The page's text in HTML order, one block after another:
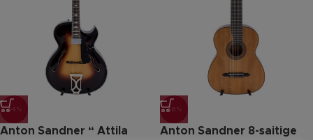
-14%
Anton Sandner “ Attila
-18%
Anton Sandner 8-saitige